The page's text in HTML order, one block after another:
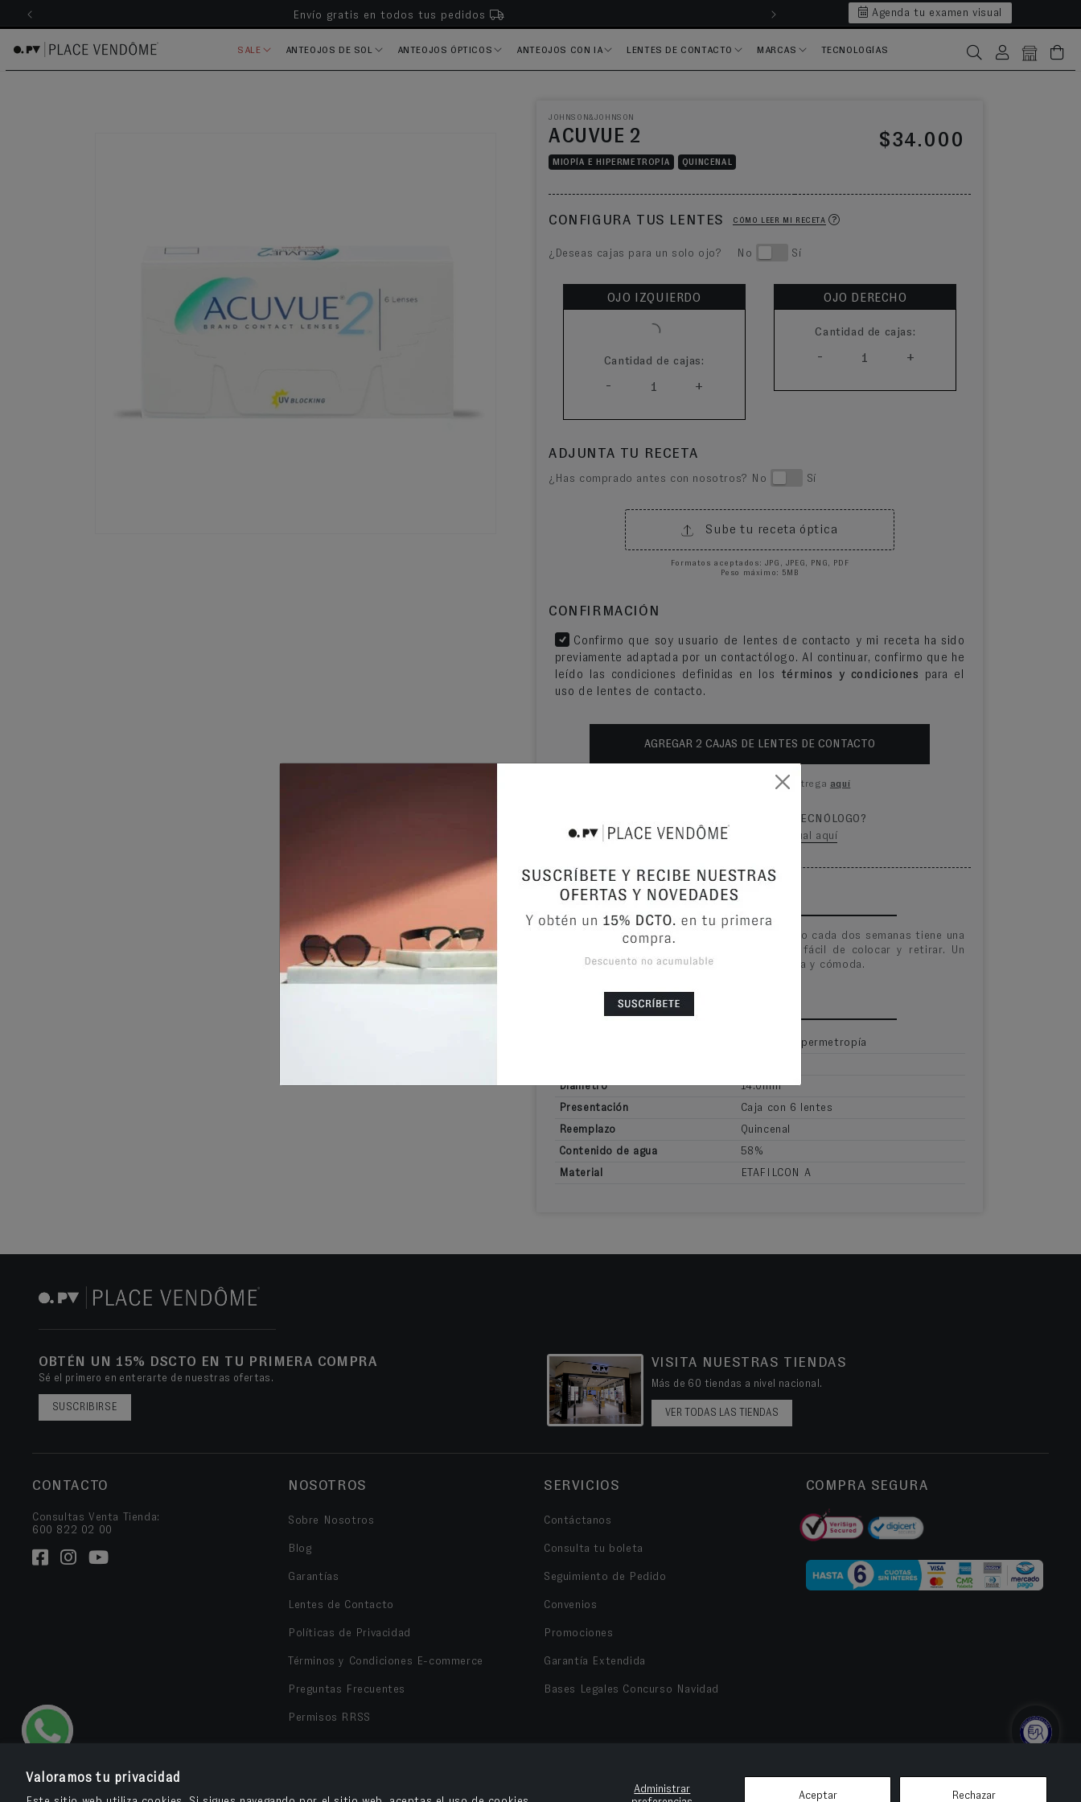
Valoramos tu privacidad
Administrar
Aceptar Rechazar
al contenido Envío gratis en todos tus pedidos Hasta 6 cuotas
Agenda tu examen visual
SALE ANTEOJOS DE SOL ANTEOJOS ÓPTICOS ANTEOJOS CON IA LENTES DE CONTACTO MARCAS TECNOLOGÍAS Iniciar sesión Bolsa
JOHNSON&JOHNSON
ACUVUE 2
MIOPÍA E HIPERMETROPÍA QUINCENAL
Precio habitual
$34.000
CONFIGURA TUS LENTES CÓMO LEER MI RECETA
¿Deseas cajas para un solo ojo? No Sí
OJO IZQUIERDO
Cantidad de cajas:
- 1 +
OJO DERECHO
Cantidad de cajas:
- 1 +
ADJUNTA TU RECETA
¿Has comprado antes con nosotros? No Sí
Sube tu receta óptica
Formatos aceptados: JPG, JPEG, PNG, PDF
Peso máximo: 5MB
CONFIRMACIÓN
Confirmo que soy usuario de lentes de contacto y mi receta ha sido
previamente adaptada por un contactólogo. Al continuar, confirmo que he
leído las condiciones definidas en los términos y condiciones para el
uso de lentes de contacto.
AGREGAR 2 CAJAS DE LENTES DE CONTACTO
Consulta plazos de entrega aquí
¿NECESITAS VISITAR UN TECNÓLOGO?
Agenda tu examen visual aquí
DESCRIPCIÓN DEL PRODUCTO
El diseño superior de Acuvue® 2 de reemplazo cada dos semanas tiene una
superficie frontal suave que hace que sean fácil de colocar y retirar. Un
lente de contacto versátil para una visión clara y cómoda.
INFORMACIÓN ADICIONAL
Miopía e Hipermetropía
Diámetro
14.0mm
Presentación
Caja con 6 lentes
Reemplazo
Quincenal
Contenido de agua
58%
Material
ETAFILCON A
OBTÉN UN 15% DSCTO EN TU PRIMERA COMPRA
Sé el primero en enterarte de nuestras ofertas.
SUSCRIBIRSE
VISITA NUESTRAS TIENDAS
Más de 60 tiendas a nivel nacional.
VER TODAS LAS TIENDAS
CONTACTO
Consultas Venta Tienda:
600 822 02 00
NOSOTROS
Sobre Nosotros
Blog
Garantías
Lentes de Contacto
Políticas de Privacidad
Términos y Condiciones E-commerce
Preguntas Frecuentes
Permisos RRSS
SERVICIOS
Contáctanos
Consulta tu boleta
Seguimiento de Pedido
Convenios
Promociones
Garantía Extendida
Bases Legales Concurso Navidad
COMPRA SEGURA